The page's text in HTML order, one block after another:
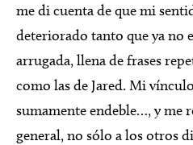
me di cuenta de que mi
deteriorado tanto que ya no
arrugada, llena de frases
como las de Jared. Mi
sumamente endeble…, y me
general, no sólo a los otros